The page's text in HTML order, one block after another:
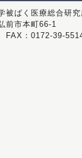
被ばく医療総合研究
前市本町66-1
：0172-39-